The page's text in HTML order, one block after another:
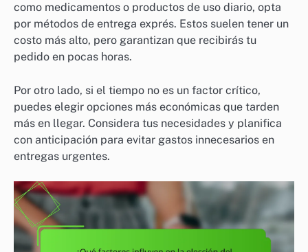
como medicamentos o productos de uso diario, opta
por métodos de entrega exprés. Estos suelen tener un
costo más alto, pero garantizan que recibirás tu
pedido en pocas horas.
Por otro lado, si el tiempo no es un factor crítico,
puedes elegir opciones más económicas que tarden
más en llegar. Considera tus necesidades y planifica
con anticipación para evitar gastos innecesarios en
entregas urgentes.